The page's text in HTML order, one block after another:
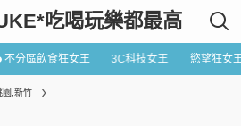
吃喝玩樂都最高
分區飲食狂女王 3C科技女王 慾望狂女
,新竹